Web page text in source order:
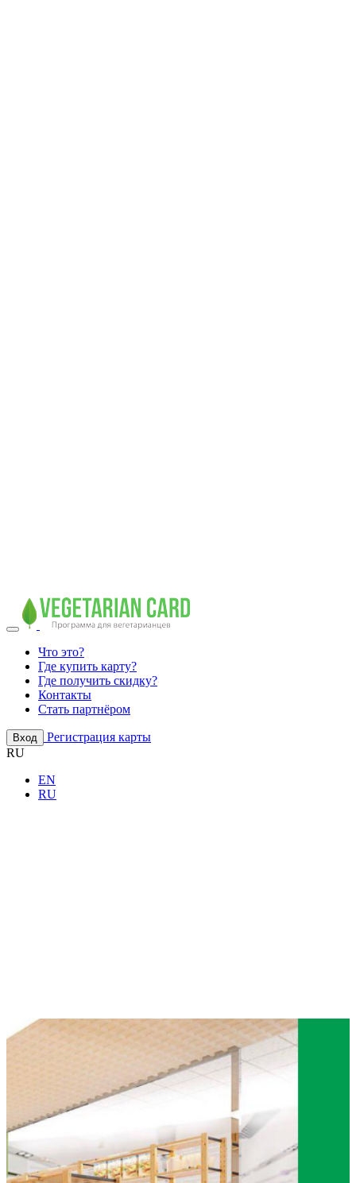
Что это?
Где купить карту?
Где получить скидку?
Контакты
Стать партнёром
Вход
Регистрация карты
RU
EN
RU